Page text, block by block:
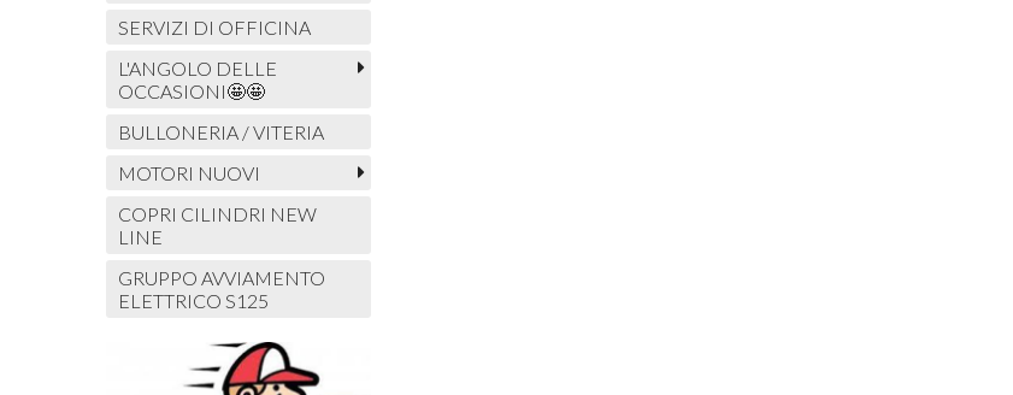
SERVIZI DI OFFICINA
L'ANGOLO DELLE
OCCASIONI🤩🤩
BULLONERIA / VITERIA
MOTORI NUOVI
COPRI CILINDRI NEW
LINE
GRUPPO AVVIAMENTO
ELETTRICO S125